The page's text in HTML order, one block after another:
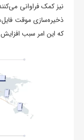
ذخیره‌سازی موقت
که این امر سبب